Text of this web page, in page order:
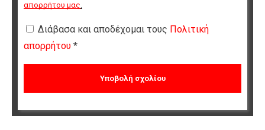
απορρήτου μας.
Διάβασα και αποδέχομαι τους Πολιτική
απορρήτου *